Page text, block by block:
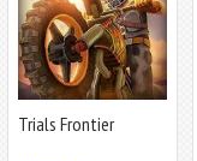
Trials Frontier